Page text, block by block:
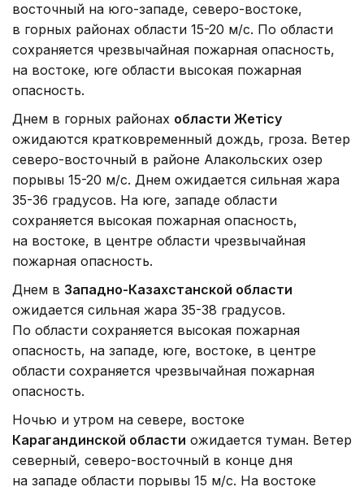
восточный на юго-западе, северо-востоке,
в горных районах области 15-20 м/с. По области
сохраняется чрезвычайная пожарная опасность,
на востоке, юге области высокая пожарная
опасность.
Днем в горных районах области Жетісу
ожидаются кратковременный дождь, гроза. Ветер
северо-восточный в районе Алакольских озер
порывы 15-20 м/с. Днем ожидается сильная жара
35-36 градусов. На юге, западе области
сохраняется высокая пожарная опасность,
на востоке, в центре области чрезвычайная
пожарная опасность.
Днем в Западно-Казахстанской области
ожидается сильная жара 35-38 градусов.
По области сохраняется высокая пожарная
опасность, на западе, юге, востоке, в центре
области сохраняется чрезвычайная пожарная
опасность.
Ночью и утром на севере, востоке
Карагандинской области ожидается туман. Ветер
северный, северо-восточный в конце дня
на западе области порывы 15 м/с. На востоке